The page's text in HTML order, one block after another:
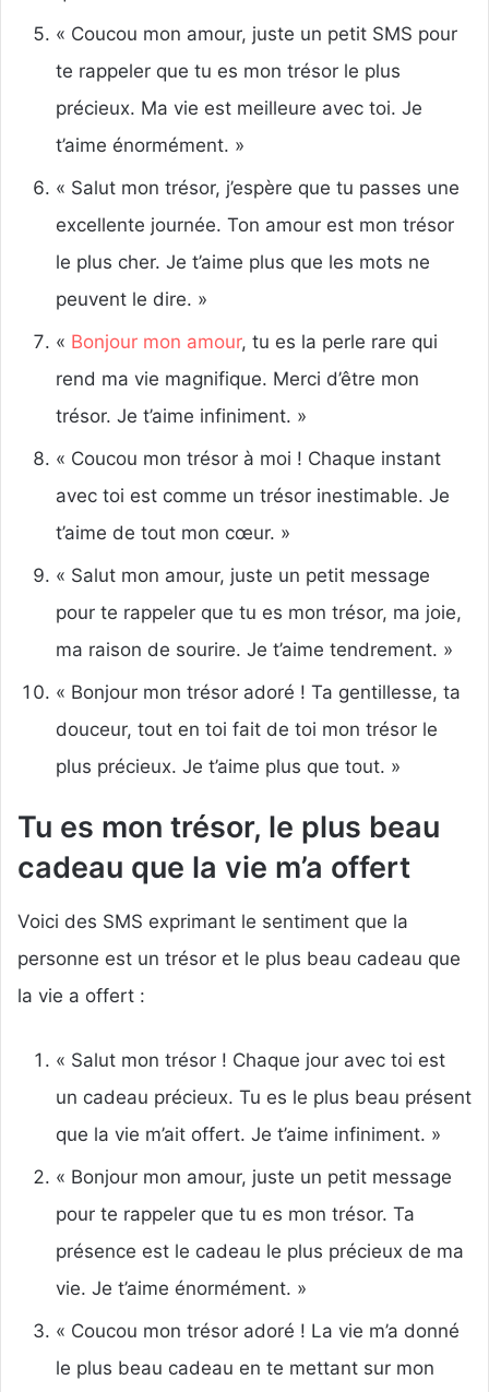
« Coucou mon amour, juste un petit SMS pour
te rappeler que tu es mon trésor le plus
précieux. Ma vie est meilleure avec toi. Je
t’aime énormément. »
« Salut mon trésor, j’espère que tu passes une
excellente journée. Ton amour est mon trésor
le plus cher. Je t’aime plus que les mots ne
peuvent le dire. »
« Bonjour mon amour, tu es la perle rare qui
rend ma vie magnifique. Merci d’être mon
trésor. Je t’aime infiniment. »
« Coucou mon trésor à moi ! Chaque instant
avec toi est comme un trésor inestimable. Je
t’aime de tout mon cœur. »
« Salut mon amour, juste un petit message
pour te rappeler que tu es mon trésor, ma joie,
ma raison de sourire. Je t’aime tendrement. »
« Bonjour mon trésor adoré ! Ta gentillesse, ta
douceur, tout en toi fait de toi mon trésor le
plus précieux. Je t’aime plus que tout. »
Tu es mon trésor, le plus beau
cadeau que la vie m’a offert
Voici des SMS exprimant le sentiment que la
personne est un trésor et le plus beau cadeau que
la vie a offert :
« Salut mon trésor ! Chaque jour avec toi est
un cadeau précieux. Tu es le plus beau présent
que la vie m’ait offert. Je t’aime infiniment. »
« Bonjour mon amour, juste un petit message
pour te rappeler que tu es mon trésor. Ta
présence est le cadeau le plus précieux de ma
vie. Je t’aime énormément. »
« Coucou mon trésor adoré ! La vie m’a donné
le plus beau cadeau en te mettant sur mon